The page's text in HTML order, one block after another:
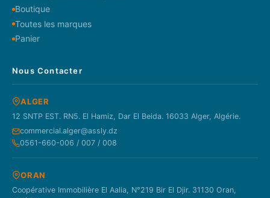
Boutique
Toutes les marques
Panier
Nous Contacter
ALGER
12 SNTP EST. RN5. El Hamiz, Dar El Beida. 16033 Alger, Algérie.
commercial.alger@assly.dz
0561-660-006 / 007 / 008
ORAN
Coopérative Immobilière El Aalia, N°219 Bir El Djir. 31130 Oran,